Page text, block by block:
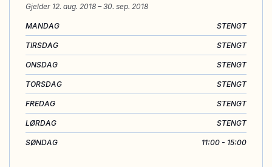
Gjelder 12. aug. 2018 – 30. sep. 2018
MANDAG STENGT
TIRSDAG STENGT
ONSDAG STENGT
TORSDAG STENGT
FREDAG STENGT
LØRDAG STENGT
SØNDAG 11:00 - 15:00